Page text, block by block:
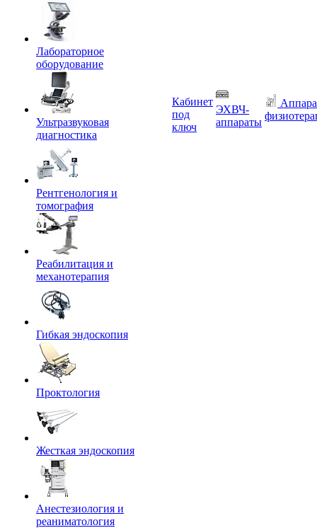
Лабораторное
оборудование
Ультразвуковая
диагностика
Рентгенология и
томография
Реабилитация и
механотерапия
Гибкая эндоскопия
Проктология
Жесткая эндоскопия
Анестезиология и
реаниматология
Кабинет
под
ключ
ЭХВЧ-
аппараты